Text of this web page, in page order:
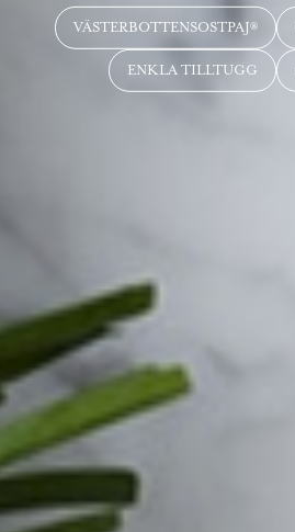
VÄSTERBOTTENSOSTPAJ®
ENKLA TILLTUGG